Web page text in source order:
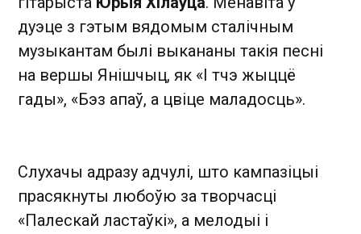
дуэце з гэтым вядомым сталічным
музыкантам былі выкананы такія песні
на вершы Янішчыц, як «І тчэ жыццё
гады», «Бэз апаў, а цвіце маладосць».
Слухачы адразу адчулі, што кампазіцыі
прасякнуты любоўю за творчасці
«Палескай ластаўкі», а мелодыі і